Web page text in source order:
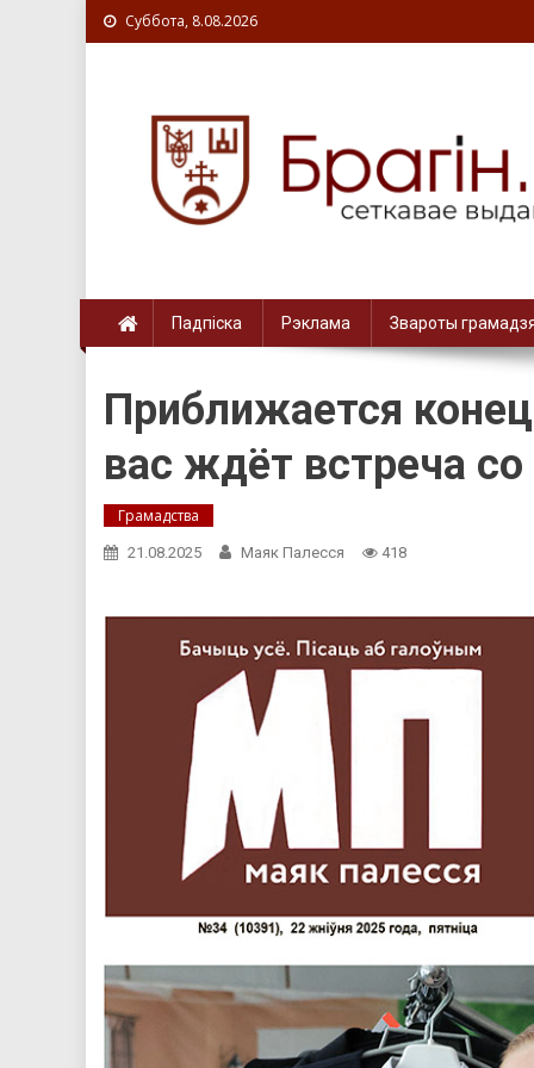
Суббота, 8.08.2026
Падпіска Рэклама Звароты
Приближается
вас ждёт встреча
Грамадства
21.08.2025 Маяк Палесся 418